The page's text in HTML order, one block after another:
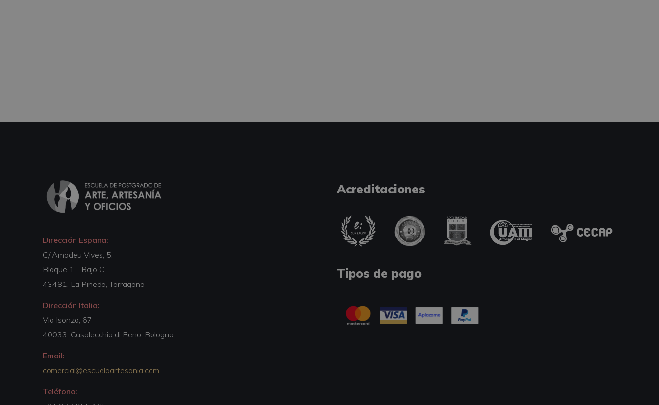
Dirección España:
C/ Amadeu Vives, 5,
Bloque 1 - Bajo C
43481, La Pineda, Tarragona
Dirección Italia:
Via Isonzo, 67
40033, Casalecchio di Reno, Bologna
Email:
comercial@escuelaartesania.com
Teléfono:
Acreditaciones
Tipos de pago